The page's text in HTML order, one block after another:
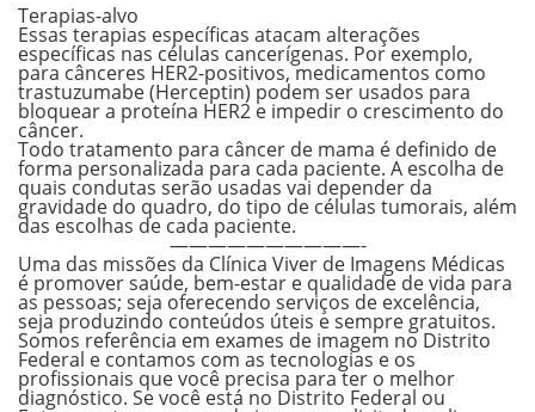
Terapias-alvo
Essas terapias específicas atacam alterações
específicas nas células cancerígenas. Por exemplo,
para cânceres HER2-positivos, medicamentos como
trastuzumabe (Herceptin) podem ser usados para
bloquear a proteína HER2 e impedir o crescimento do
câncer.
Todo tratamento para câncer de mama é definido de
forma personalizada para cada paciente. A escolha de
quais condutas serão usadas vai depender da
gravidade do quadro, do tipo de células tumorais, além
das escolhas de cada paciente.
——————————-
Uma das missões da Clínica Viver de Imagens Médicas
é promover saúde, bem-estar e qualidade de vida para
as pessoas; seja oferecendo serviços de excelência,
seja produzindo conteúdos úteis e sempre gratuitos.
Somos referência em exames de imagem no Distrito
Federal e contamos com as tecnologias e os
profissionais que você precisa para ter o melhor
diagnóstico. Se você está no Distrito Federal ou